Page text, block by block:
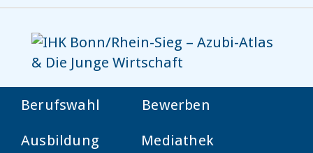
Berufswahl Bewerben
Ausbildung Mediathek